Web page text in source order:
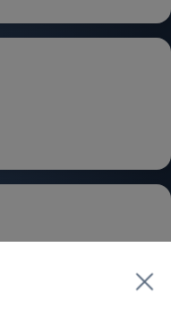
то в обратную